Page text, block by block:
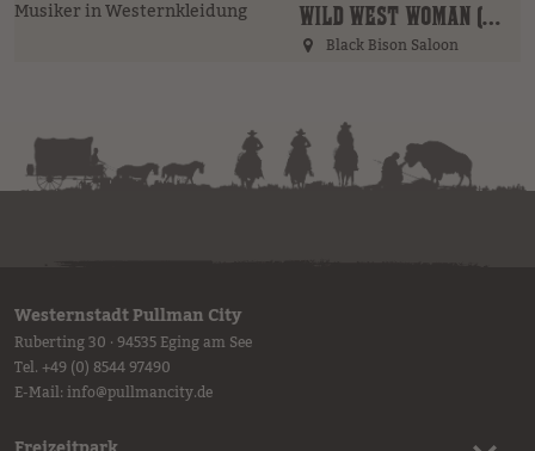
WILD WEST WOMAN (GER)
Black Bison Saloon
Westernstadt Pullman City
Ruberting 30 · 94535 Eging am See
Tel. +49 (0) 8544 97490
E-Mail:info@pullmancity.de